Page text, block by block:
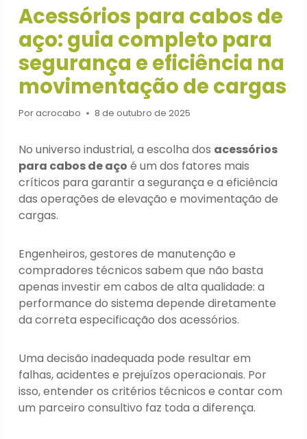
Acessórios para cabos de
aço: guia completo para
segurança e eficiência na
movimentação de cargas
Poracrocabo 8 de outubro de 2025
No universo industrial, a escolha dos acessórios
para cabos de aço é um dos fatores mais
críticos para garantir a segurança e a eficiência
das operações de elevação e movimentação de
cargas.
Engenheiros, gestores de manutenção e
compradores técnicos sabem que não basta
apenas investir em cabos de alta qualidade: a
performance do sistema depende diretamente
da correta especificação dos acessórios.
Uma decisão inadequada pode resultar em
falhas, acidentes e prejuízos operacionais. Por
isso, entender os critérios técnicos e contar com
um parceiro consultivo faz toda a diferença.